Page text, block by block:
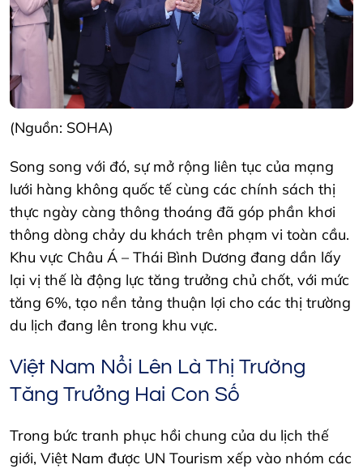
(Nguồn: SOHA)
Song song với đó, sự mở rộng liên tục của mạng
lưới hàng không quốc tế cùng các chính sách thị
thực ngày càng thông thoáng đã góp phần khơi
thông dòng chảy du khách trên phạm vi toàn cầu.
Khu vực Châu Á – Thái Bình Dương đang dần lấy
lại vị thế là động lực tăng trưởng chủ chốt, với mức
tăng 6%, tạo nền tảng thuận lợi cho các thị trường
du lịch đang lên trong khu vực.
Việt Nam Nổi Lên Là Thị Trường
Tăng Trưởng Hai Con Số
Trong bức tranh phục hồi chung của du lịch thế
giới, Việt Nam được UN Tourism xếp vào nhóm các